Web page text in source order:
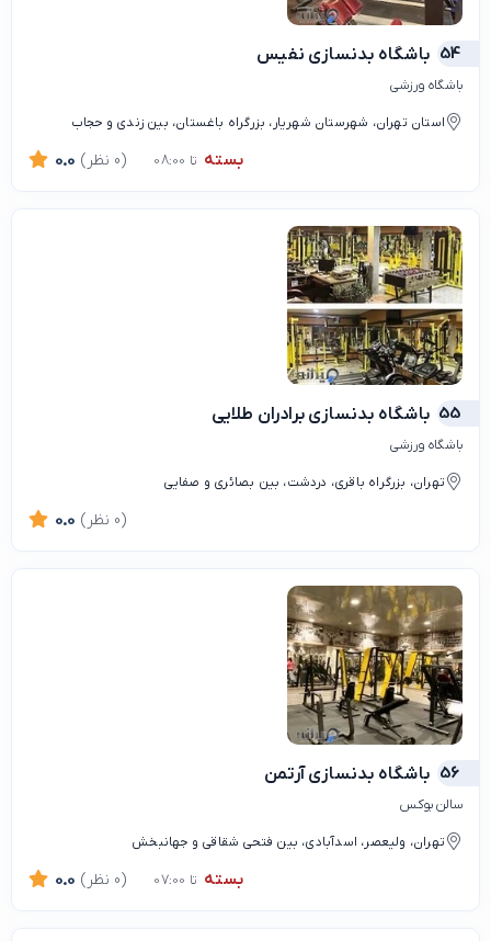
54 باشگاه بدنسازی نفیس
باشگاه ورزشی
استان تهران، شهرستان شهریار، بزرگراه باغستان، بین زندی و حجاب
بسته تا 08:00 0.0 (0 نظر)
55 باشگاه بدنسازی برادران طلایی
باشگاه ورزشی
تهران، بزرگراه باقری، دردشت، بین بصائری و صفایی
0.0 (0 نظر)
56 باشگاه بدنسازی آرتمن
سالن بوکس
تهران، ولیعصر، اسدآبادی، بین فتحی شقاقی و جهانبخش
بسته تا 07:00 0.0 (0 نظر)